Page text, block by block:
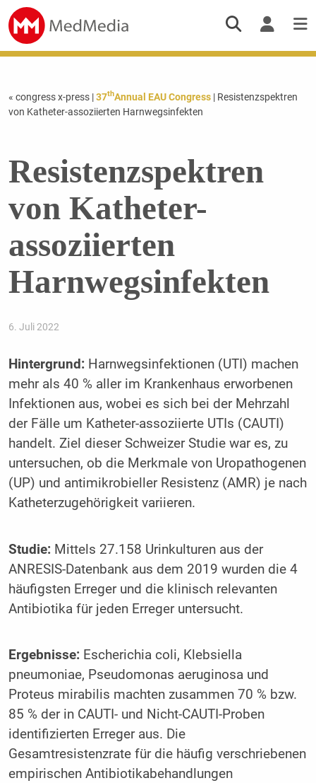
« congress x-press |37thAnnual EAU Congress| Resistenzspektren
von Katheter-assoziierten Harnwegsinfekten
Resistenzspektren
von Katheter-
assoziierten
Harnwegsinfekten
6. Juli 2022
Hintergrund:Harnwegsinfektionen (UTI) machen
mehr als 40 % aller im Krankenhaus erworbenen
Infektionen aus, wobei es sich bei der Mehrzahl
der Fälle um Katheter-assoziierte UTIs (CAUTI)
handelt. Ziel dieser Schweizer Studie war es, zu
untersuchen, ob die Merkmale von Uropathogenen
(UP) und antimikrobieller Resistenz (AMR) je nach
Katheterzugehörigkeit variieren.
Studie:Mittels 27.158 Urinkulturen aus der
ANRESIS-Datenbank aus dem 2019 wurden die 4
häufigsten Erreger und die klinisch relevanten
Antibiotika für jeden Erreger untersucht.
Ergebnisse:Escherichia coli, Klebsiella
pneumoniae, Pseudomonas aeruginosa und
Proteus mirabilis machten zusammen 70 % bzw.
85 % der in CAUTI- und Nicht-CAUTI-Proben
identifizierten Erreger aus. Die
Gesamtresistenzrate für die häufig verschriebenen
empirischen Antibiotikabehandlungen